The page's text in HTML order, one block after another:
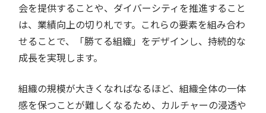
会を提供することや、ダイバーシティを推進すること
は、業績向上の切り札です。これらの要素を組み合わ
せることで、「勝てる組織」をデザインし、持続的な
成長を実現します。
組織の規模が大きくなればなるほど、組織全体の一体
感を保つことが難しくなるため、カルチャーの浸透や